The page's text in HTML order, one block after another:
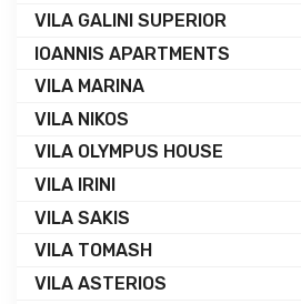
VILA GALINI SUPERIOR
IOANNIS APARTMENTS
VILA MARINA
VILA NIKOS
VILA OLYMPUS HOUSE
VILA IRINI
VILA SAKIS
VILA TOMASH
VILA ASTERIOS